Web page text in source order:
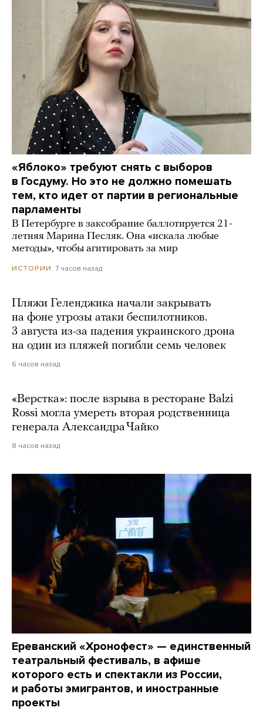
«Яблоко» требуют снять с выборов
в Госдуму. Но это не должно помешать
тем, кто идет от партии в региональные
парламенты
В Петербурге в заксобрание баллотируется 21-
летняя Марина Песляк. Она «искала любые
методы», чтобы агитировать за мир
ИСТОРИИ 7 часов назад
Пляжи Геленджика начали закрывать
на фоне угрозы атаки беспилотников.
3 августа из-за падения украинского дрона
на один из пляжей погибли семь человек
6 часов назад
«Верстка»: после взрыва в ресторане Balzi
Rossi могла умереть вторая родственница
генерала Александра Чайко
8 часов назад
Ереванский «Хронофест» — единственный
театральный фестиваль, в афише
которого есть и спектакли из России,
и работы эмигрантов, и иностранные
проекты